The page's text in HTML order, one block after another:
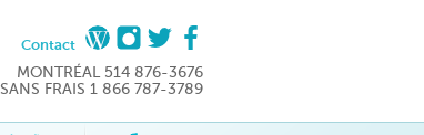
Contact
MONTRÉAL 514 876-3676
SANS FRAIS 1 866 787-3789